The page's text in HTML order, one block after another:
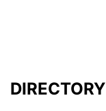
DIRECTORY